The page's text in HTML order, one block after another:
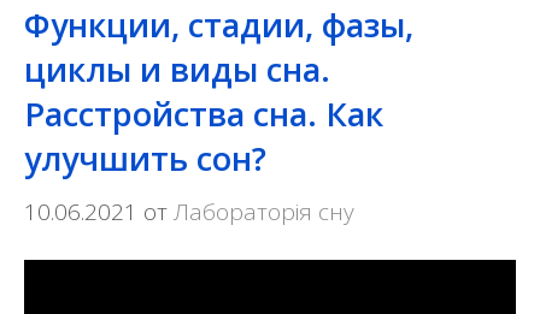
Функции, стадии, фазы,
циклы и виды сна.
Расстройства сна. Как
улучшить сон?
10.06.2021 отЛабораторія сну